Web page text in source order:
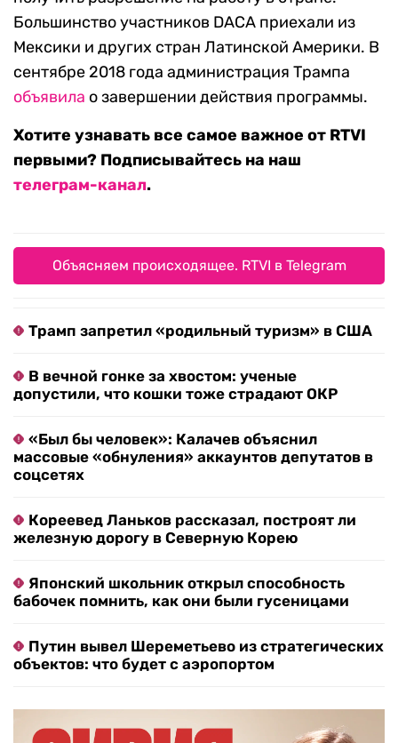
Большинство участников DACA приехали из
Мексики и других стран Латинской Америки. В
сентябре 2018 года администрация Трампа
объявила о завершении действия программы.
Хотите узнавать все самое важное от RTVI
первыми? Подписывайтесь на наш
телеграм-канал.
Объясняем происходящее. RTVI в Telegram
Трамп запретил «родильный туризм» в США
В вечной гонке за хвостом: ученые
допустили, что кошки тоже страдают ОКР
«Был бы человек»: Калачев объяснил
массовые «обнуления» аккаунтов депутатов в
соцсетях
Кореевед Ланьков рассказал, построят ли
железную дорогу в Северную Корею
Японский школьник открыл способность
бабочек помнить, как они были гусеницами
Путин вывел Шереметьево из стратегических
объектов: что будет с аэропортом